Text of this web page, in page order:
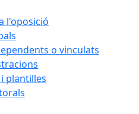
l'oposició
o vinculats
plantilles